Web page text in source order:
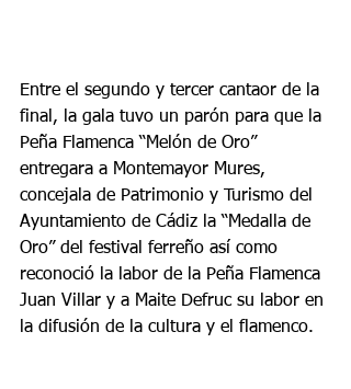
Entre el segundo y tercer cantaor de la
final, la gala tuvo un parón para que la
Peña Flamenca “Melón de Oro”
entregara a Montemayor Mures,
concejala de Patrimonio y Turismo del
Ayuntamiento de Cádiz la “Medalla de
Oro” del festival ferreño así como
reconoció la labor de la Peña Flamenca
Juan Villar y a Maite Defruc su labor en
la difusión de la cultura y el flamenco.